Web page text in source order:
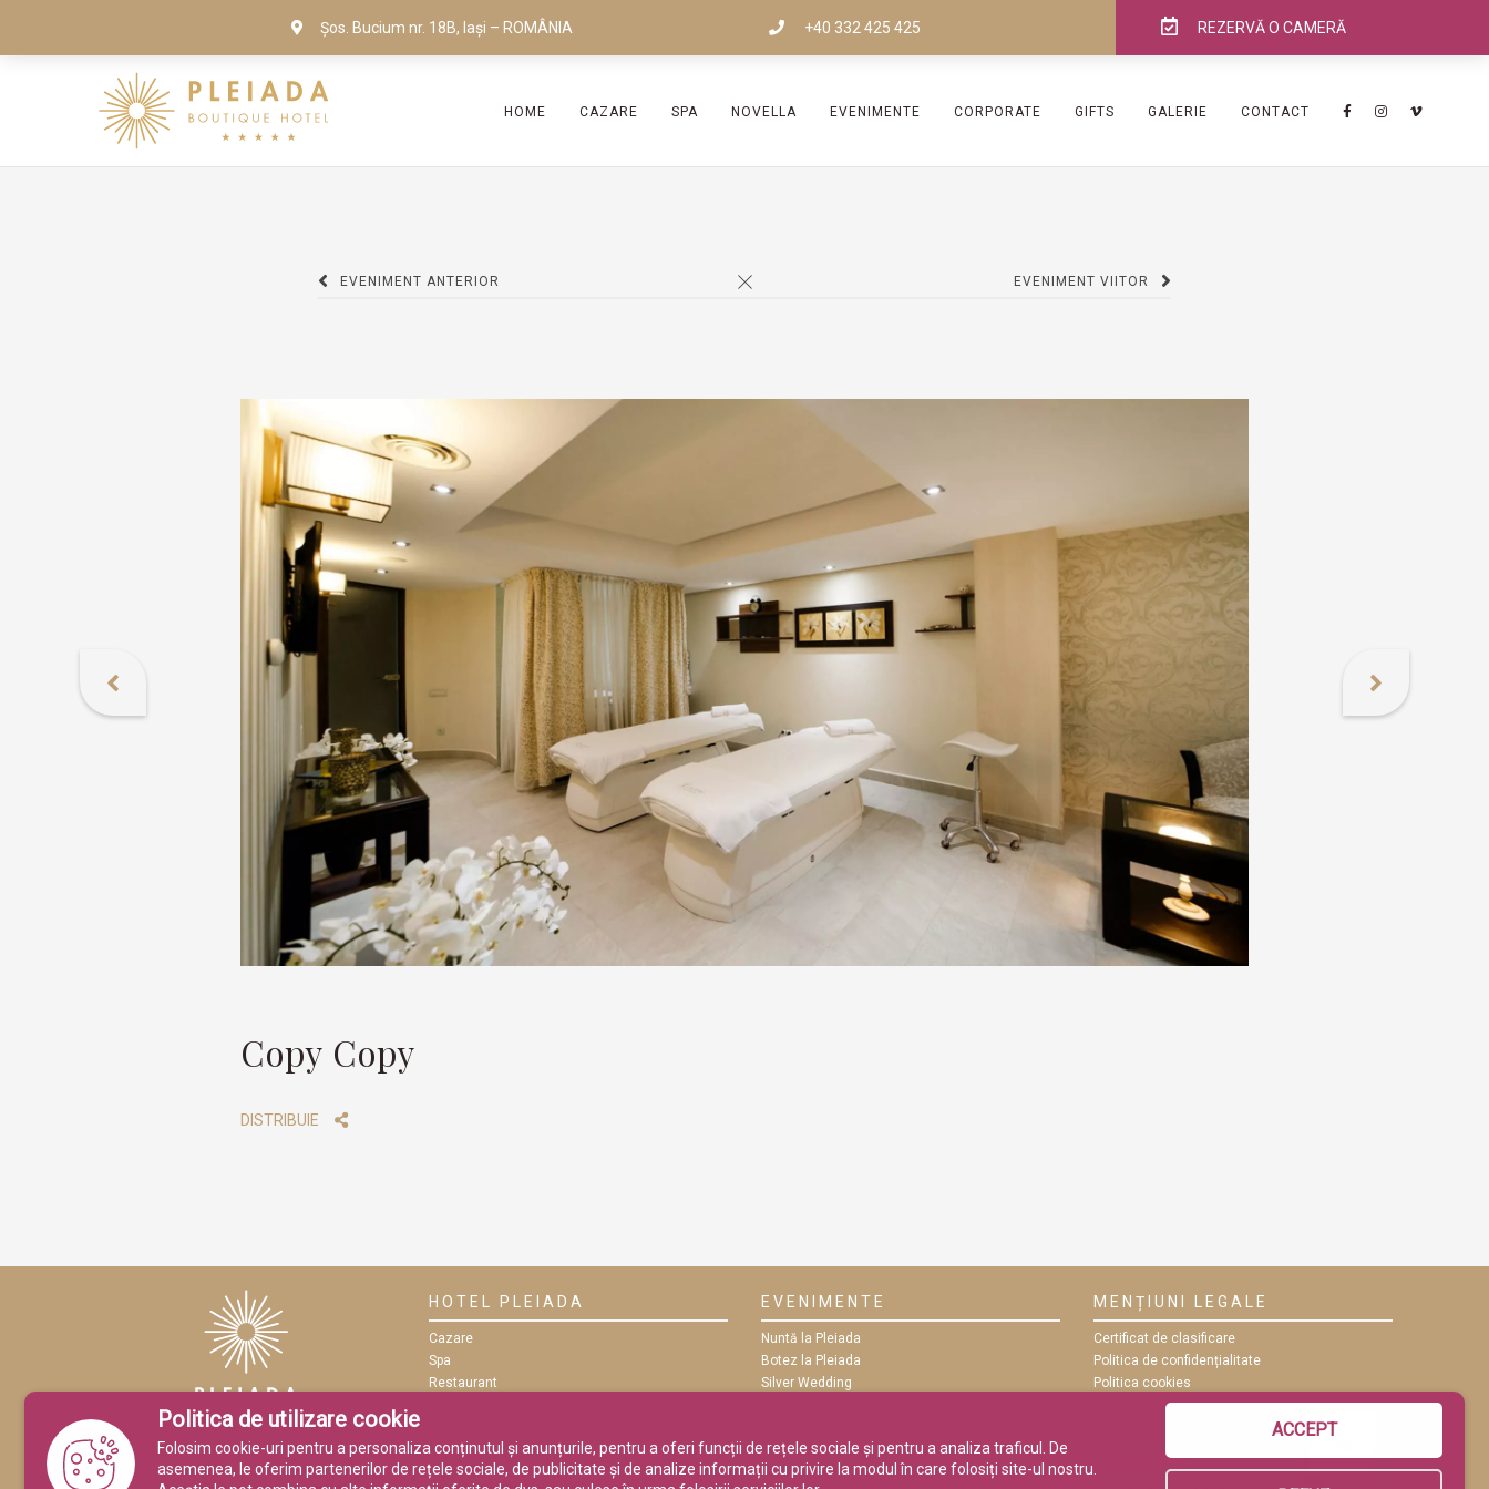
Șos. Bucium nr. 18B, Iași – ROMÂNIA +40 332 425 425 REZERVĂ O CAMERĂ
HOME CAZARE SPA NOVELLA EVENIMENTE CORPORATE GIFTS GALERIE CONTACT
EVENIMENT ANTERIOR EVENIMENT VIITOR
Copy Copy
DISTRIBUIE
HOTEL PLEIADA
Cazare
Spa
Restaurant
EVENIMENTE
Nuntă la Pleiada
Botez la Pleiada
Silver Wedding
MENȚIUNI LEGALE
Certificat de clasificare
Politica de confidențialitate
Politica cookies
Politica de utilizare cookie
Folosim cookie-uri pentru a personaliza conținutul și anunțurile, pentru a oferi funcții de rețele sociale și pentru a analiza traficul. De
asemenea, le oferim partenerilor de rețele sociale, de publicitate și de analize informații cu privire la modul în care folosiți site-ul nostru.
ACCEPT